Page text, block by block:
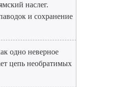
наслег.
и сохранение
одно неверное
цепь необратимых